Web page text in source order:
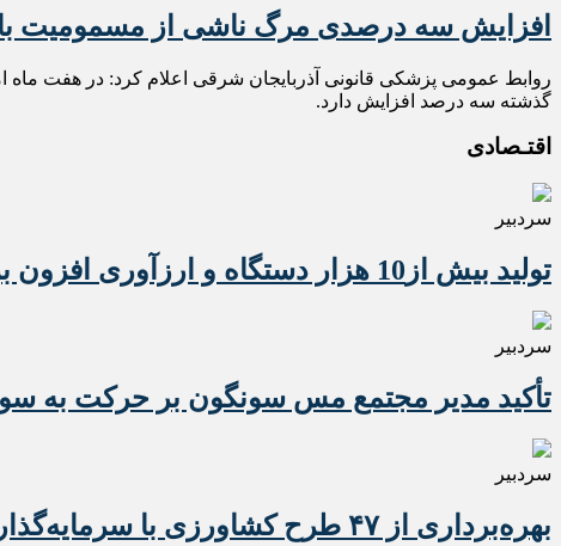
افزایش سه درصدی مرگ ناشی از مسمومیت با
گذشته سه درصد افزایش دارد.
اقتـصادی
سردبیر
تولید بیش از10 هزار دستگاه و ارزآوری افزون بر 10 میلیون دلاری تراکتور برای کشور
سردبیر
تأکید مدیر مجتمع مس سونگون بر حرکت به سوی
سردبیر
بهره‌برداری از ۴۷ طرح کشاورزی با سرمایه‌گذاری یک همت در آذربایجان شرقی